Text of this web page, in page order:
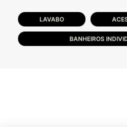
LAVABO
BANHEIROS